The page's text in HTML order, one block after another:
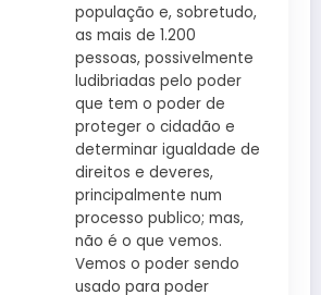
população e, sobretudo,
as mais de 1.200
pessoas, possivelmente
ludibriadas pelo poder
que tem o poder de
proteger o cidadão e
determinar igualdade de
direitos e deveres,
principalmente num
processo publico; mas,
não é o que vemos.
Vemos o poder sendo
usado para poder